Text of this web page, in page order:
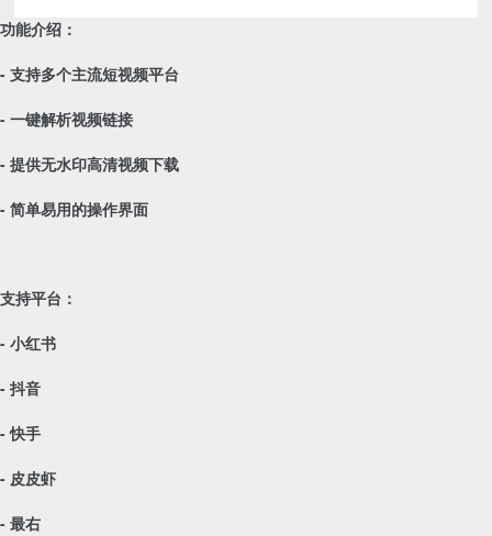
功能介绍：
- 支持多个主流短视频平台
- 一键解析视频链接
- 提供无水印高清视频下载
- 简单易用的操作界面
支持平台：
- 小红书
- 抖音
- 快手
- 皮皮虾
- 最右